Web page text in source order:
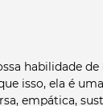
habilidade
isso, ela é
empática,